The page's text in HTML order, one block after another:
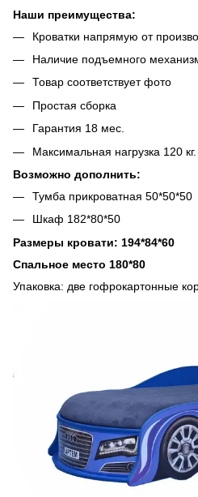
Наши преимущества:
Кроватки напрямую от
Наличие подъемного
Товар соответствует фото
Простая сборка
Гарантия 18 мес.
Максимальная нагрузка 120 кг.
Возможно дополнить:
Тумба прикроватная 50*50*50
Шкаф 182*80*50
Размеры кровати: 194*84*60
Спальное место 180*80
Упаковка: две гофрокартонные